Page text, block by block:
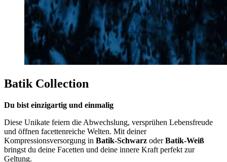
Batik Collection
Du bist einzigartig und einmalig
Diese Unikate feiern die Abwechslung, versprühen Lebensfreude
und öffnen facettenreiche Welten. Mit deiner
Kompressionsversorgung in Batik-Schwarz oderBatik-Weiß
bringst du deine Facetten und deine innere Kraft perfekt zur
Geltung.